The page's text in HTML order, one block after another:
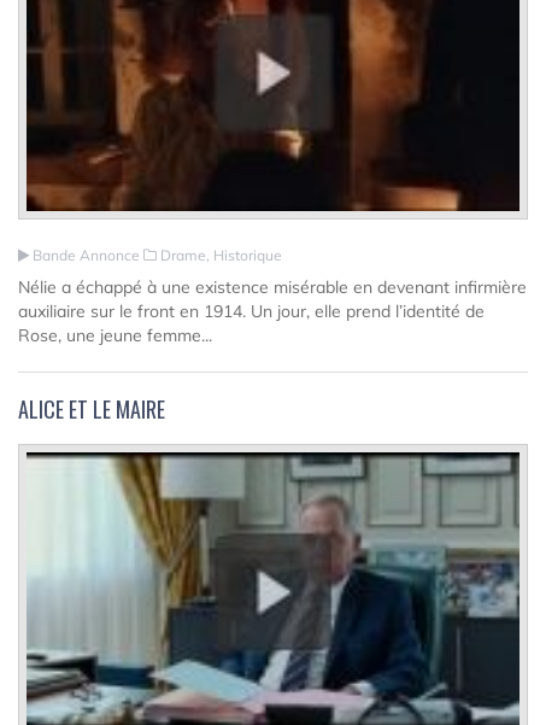
Bande Annonce Drame, Historique
Nélie a échappé à une existence misérable en devenant infirmière
auxiliaire sur le front en 1914. Un jour, elle prend l’identité de
Rose, une jeune femme...
ALICE ET LE MAIRE